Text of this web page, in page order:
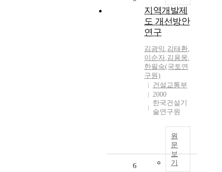
지역개발제
도 개선방안
연구
김광익 ,김태환,
이순자,김용웅,
한필숙(국토연
구원)
건설교통부
2000
한국건설기
술연구원
원
문
보
기
6